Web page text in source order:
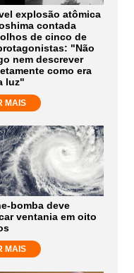
explosão atômica
contada
de cinco de
"Não
nem descrever
como era
luz"
MAIS
bomba deve
ventania em oito
MAIS